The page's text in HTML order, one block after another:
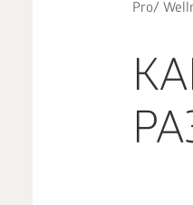
Pro/